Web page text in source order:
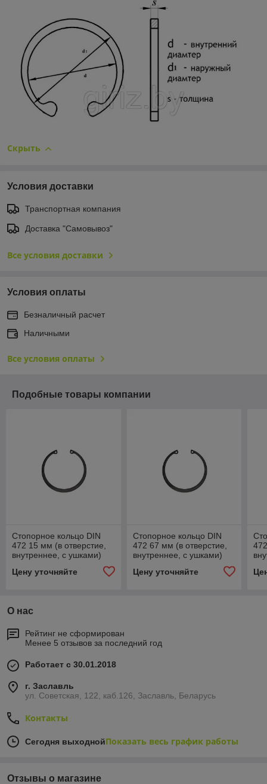
Скрыть
Условия доставки
Транспортная компания
Доставка "Самовывоз"
Все условия доставки
Условия оплаты
Безналичный расчет
Наличными
Все условия оплаты
Подобные товары компании
Стопорное кольцо DIN
472 15 мм (в отверстие,
внутреннее, с ушками)
Цену уточняйте
Стопорное кольцо DIN
472 67 мм (в отверстие,
внутреннее, с ушками)
Цену уточняйте
О нас
Рейтинг не сформирован
Менее 5 отзывов за последний год
Работает с 30.01.2018
г. Заславль
ул. Советская, 122, каб.126, Заславль, Беларусь
Контакты
Сегодня выходнойПоказать весь график работы
Отзывы о магазине